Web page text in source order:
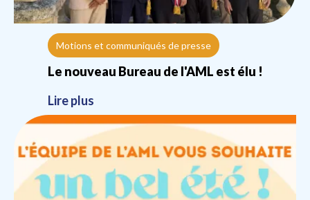
Motions et communiqués de presse
Le nouveau Bureau de l'AML est élu !
Lire plus